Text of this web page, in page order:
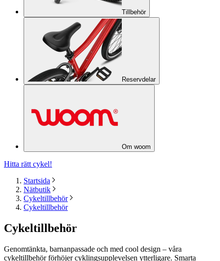
Tillbehör
Reservdelar
Om woom
Hitta rätt cykel!
Startsida
Nätbutik
Cykeltillbehör
Cykeltillbehör
Cykeltillbehör
Genomtänkta, barnanpassade och med cool design – våra
cykeltillbehör förhöjer cyklingsupplevelsen ytterligare. Smarta